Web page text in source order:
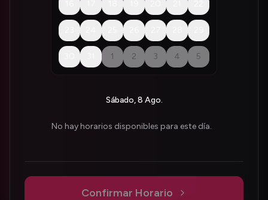
1 2 3 4 5
Sábado, 8 Ago.
No hay horarios disponibles para este día.
Confirmar Horario